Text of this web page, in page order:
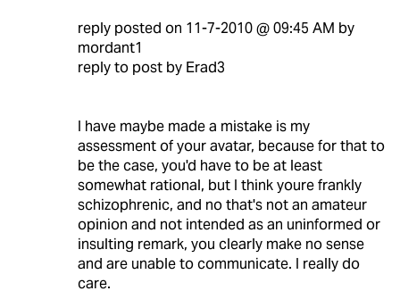
reply posted on 11-7-2010 @ 09:45 AM by
mordant1
reply to post by Erad3
I have maybe made a mistake is my
assessment of your avatar, because for that to
be the case, you'd have to be at least
somewhat rational, but I think youre frankly
schizophrenic, and no that's not an amateur
opinion and not intended as an uninformed or
insulting remark, you clearly make no sense
and are unable to communicate. I really do
care.